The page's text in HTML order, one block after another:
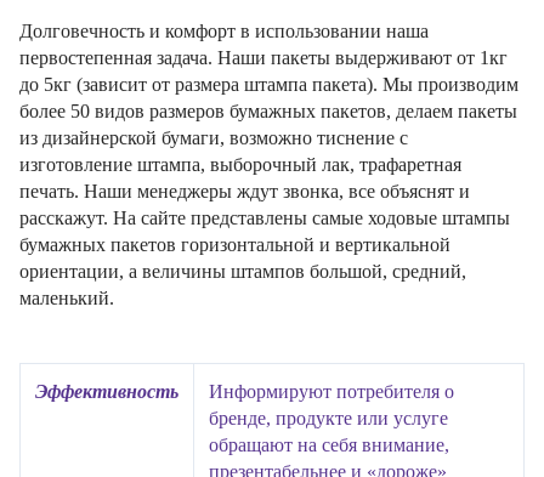
Долговечность и комфорт в использовании наша
первостепенная задача. Наши пакеты выдерживают от 1кг
до 5кг (зависит от размера штампа пакета). Мы производим
более 50 видов размеров бумажных пакетов, делаем пакеты
из дизайнерской бумаги, возможно тиснение с
изготовление штампа, выборочный лак, трафаретная
печать. Наши менеджеры ждут звонка, все объяснят и
расскажут. На сайте представлены самые ходовые штампы
бумажных пакетов горизонтальной и вертикальной
ориентации, а величины штампов большой, средний,
маленький.
Эффективность
Информируют потребителя о
бренде, продукте или услуге
обращают на себя внимание,
презентабельнее и «дороже»